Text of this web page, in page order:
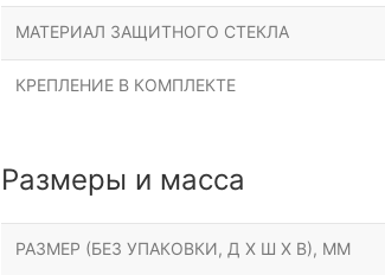
МАТЕРИАЛ ЗАЩИТНОГО СТЕКЛА
КРЕПЛЕНИЕ В КОМПЛЕКТЕ
Размеры и масса
РАЗМЕР (БЕЗ УПАКОВКИ, Д Х Ш Х В), ММ